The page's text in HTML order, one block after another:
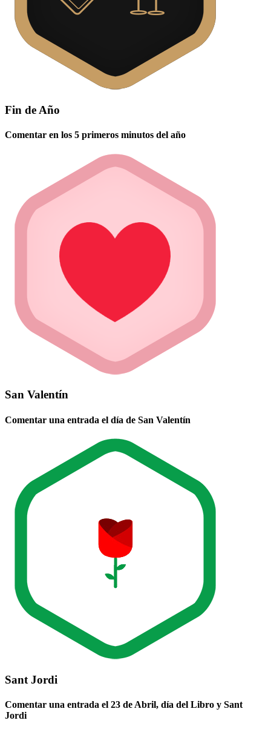
Fin de Año
Comentar en los 5 primeros minutos del año
San Valentín
Comentar una entrada el día de San Valentín
Sant Jordi
Comentar una entrada el 23 de Abril, día del Libro y Sant
Jordi